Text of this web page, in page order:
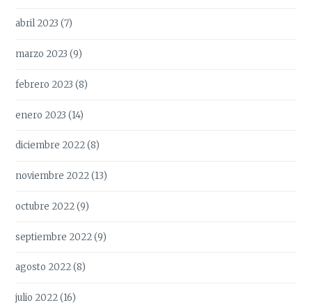
abril 2023 (7)
marzo 2023 (9)
febrero 2023 (8)
enero 2023 (14)
diciembre 2022(8)
noviembre 2022(13)
octubre 2022(9)
septiembre 2022(9)
agosto 2022(8)
julio 2022(16)